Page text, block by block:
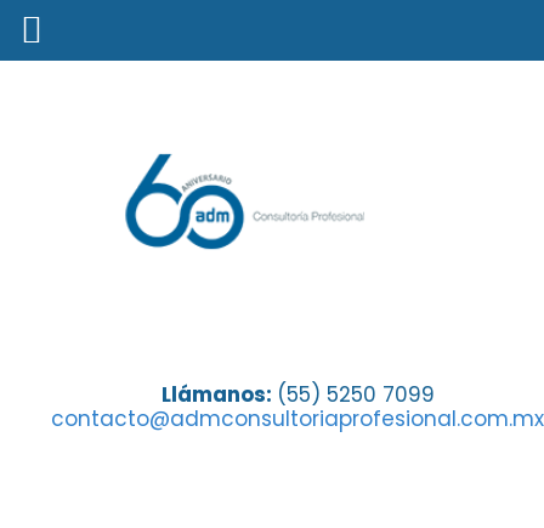
Llámanos: (55) 5250 7099
contacto@admconsultoriaprofesional.com.mx
Factores que hacen de Segubeca
el mejor seguro estudiantil (1)